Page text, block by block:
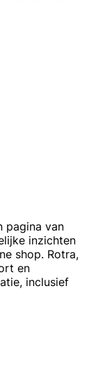
pagina van
inzichten
shop. Rotra,
en
inclusief